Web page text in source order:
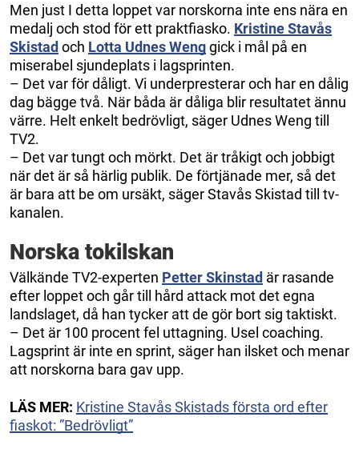
Men just I detta loppet var norskorna inte ens nära en
medalj och stod för ett praktfiasko. Kristine Stavås
Skistad och Lotta Udnes Wenggick i mål på en
miserabel sjundeplats i lagsprinten.
– Det var för dåligt. Vi underpresterar och har en dålig
dag bägge två. När båda är dåliga blir resultatet ännu
värre. Helt enkelt bedrövligt, säger Udnes Weng till
TV2.
– Det var tungt och mörkt. Det är tråkigt och jobbigt
när det är så härlig publik. De förtjänade mer, så det
är bara att be om ursäkt, säger Stavås Skistad till tv-
kanalen.
Norska tokilskan
Välkände TV2-experten Petter Skinstad är rasande
efter loppet och går till hård attack mot det egna
landslaget, då han tycker att de gör bort sig taktiskt.
– Det är 100 procent fel uttagning. Usel coaching.
Lagsprint är inte en sprint, säger han ilsket och menar
att norskorna bara gav upp.
LÄS MER: Kristine Stavås Skistads första ord efter
fiaskot: ”Bedrövligt”